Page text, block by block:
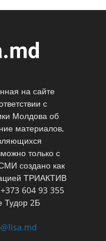
на сайте
с
Молдова об
материалов,
только с
создано как
ТРИАКТИВ
604 93 355
Тудор 2Б